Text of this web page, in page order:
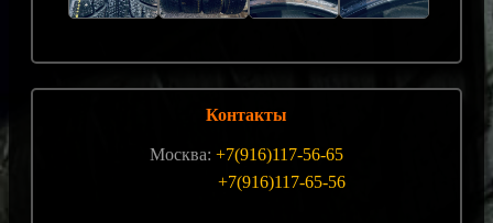
Контакты
Москва: +7(916)117-56-65
+7(916)117-65-56